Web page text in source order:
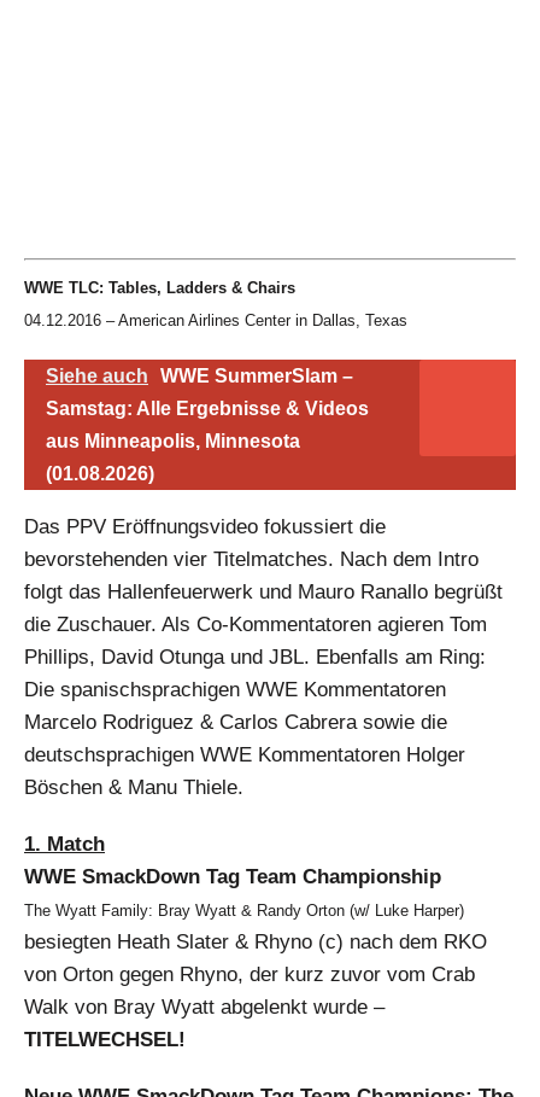
WWE TLC: Tables, Ladders & Chairs
04.12.2016 – American Airlines Center in Dallas, Texas
Siehe auch
WWE SummerSlam –
Samstag: Alle Ergebnisse & Videos
aus Minneapolis, Minnesota
(01.08.2026)
Das PPV Eröffnungsvideo fokussiert die
bevorstehenden vier Titelmatches. Nach dem Intro
folgt das Hallenfeuerwerk und Mauro Ranallo begrüßt
die Zuschauer. Als Co-Kommentatoren agieren Tom
Phillips, David Otunga und JBL. Ebenfalls am Ring:
Die spanischsprachigen WWE Kommentatoren
Marcelo Rodriguez & Carlos Cabrera sowie die
deutschsprachigen WWE Kommentatoren Holger
Böschen & Manu Thiele.
1. Match
WWE SmackDown Tag Team Championship
The Wyatt Family: Bray Wyatt & Randy Orton (w/ Luke Harper)
besiegten Heath Slater & Rhyno (c) nach dem RKO
von Orton gegen Rhyno, der kurz zuvor vom Crab
Walk von Bray Wyatt abgelenkt wurde –
TITELWECHSEL!